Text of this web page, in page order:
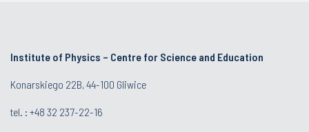
Institute of Physics – Centre for Science and Education
Konarskiego 22B, 44-100 Gliwice
tel. : +48 32 237-22-16